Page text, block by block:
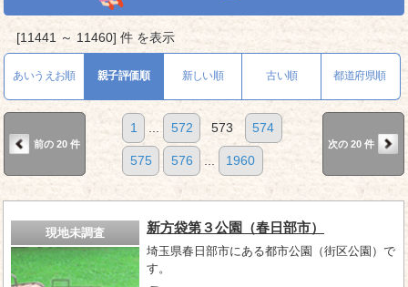
[11441 ～ 11460] 件 を表示
あいうえお順 親子評価順 新しい順 古い順 都道府県順
前の 20 件
1 ... 572 573 574
575 576 ... 1960
次の 20 件
現地未調査 新方袋第３公園（春日部市）
埼玉県春日部市にある都市公園（街区公園）で
す。